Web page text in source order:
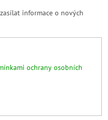
informace o nových
ochrany osobních